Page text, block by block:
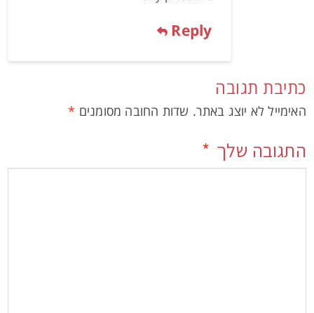
Reply
כתיבת תגובה
האימייל לא יוצג באתר. שדות החובה מסומנים *
התגובה שלך *